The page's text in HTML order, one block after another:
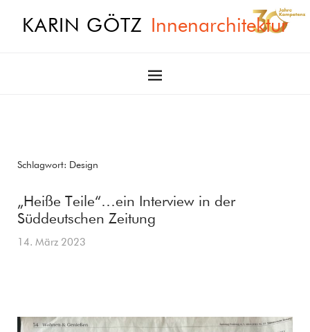
KARIN GÖTZ Innenarchitektur
Schlagwort: Design
„Heiße Teile“…ein Interview in der
Süddeutschen Zeitung
14. März 2023